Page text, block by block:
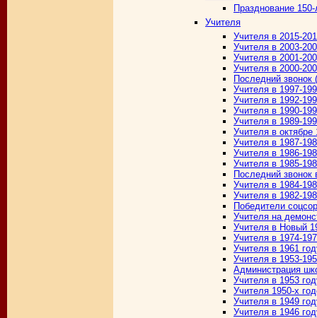
Празднование
Учителя
Учителя в 2015-
Учителя в 2003-
Учителя в 2001-
Учителя в 2000-
Последний звонок
Учителя в 1997-
Учителя в 1992-
Учителя в 1990-
Учителя в 1989-
Учителя в октябре
Учителя в 1987-
Учителя в 1986-
Учителя в 1985-
Последний звонок
Учителя в 1984-
Учителя в 1982-
Победители
Учителя на
Учителя в Новый
Учителя в 1974-
Учителя в 1961
Учителя в 1953-
Администрация
Учителя в 1953
Учителя 1950-х
Учителя в 1949
Учителя в 1946